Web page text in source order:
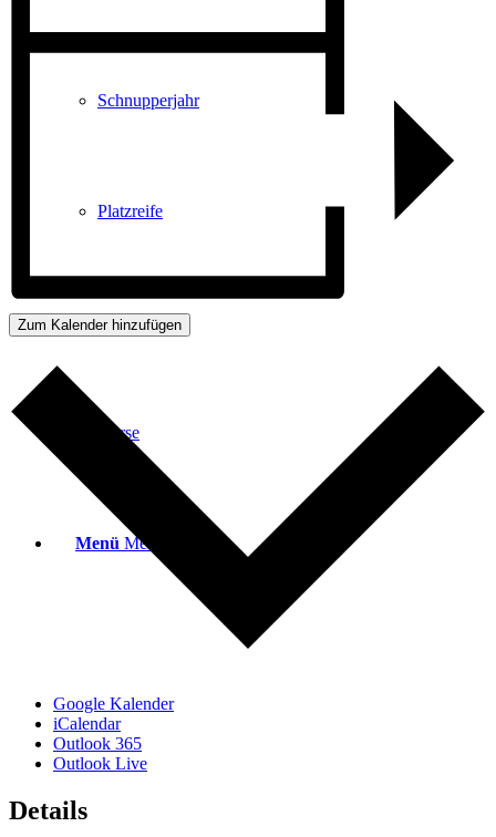
Schnupperjahr
Platzreife
Golfregeln
Kurse
Menü Menü
Zum Kalender hinzufügen
Google Kalender
iCalendar
Outlook 365
Outlook Live
Details